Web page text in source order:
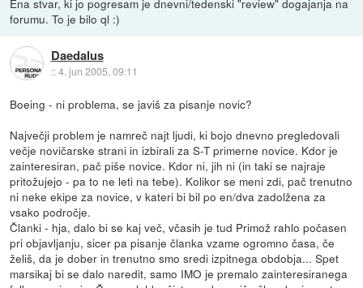
forumu. To je bilo ql :)
Daedalus
::4. jun 2005, 09:11
Boeing - ni problema, se javiš za pisanje novic?
Največji problem je namreč najt ljudi, ki bojo dnevno pregledovali
večje novičarske strani in izbirali za S-T primerne novice. Kdor je
zainteresiran, pač piše novice. Kdor ni, jih ni (in taki se najraje
pritožujejo - pa to ne leti na tebe). Kolikor se meni zdi, pač trenutno
ni neke ekipe za novice, v kateri bi bil po en/dva zadolžena za
vsako področje.
Članki - hja, dalo bi se kaj več, včasih je tud Primož rahlo počasen
pri objavljanju, sicer pa pisanje članka vzame ogromno časa, če
želiš, da je dober in trenutno smo sredi izpitnega obdobja... Spet
marsikaj bi se dalo naredit, samo IMO je premalo zainteresiranega